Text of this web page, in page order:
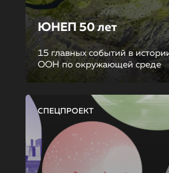
ЮНЕП 50 лет
15 главных событий в
ООН по окружающей среде
СПЕЦПРОЕКТ